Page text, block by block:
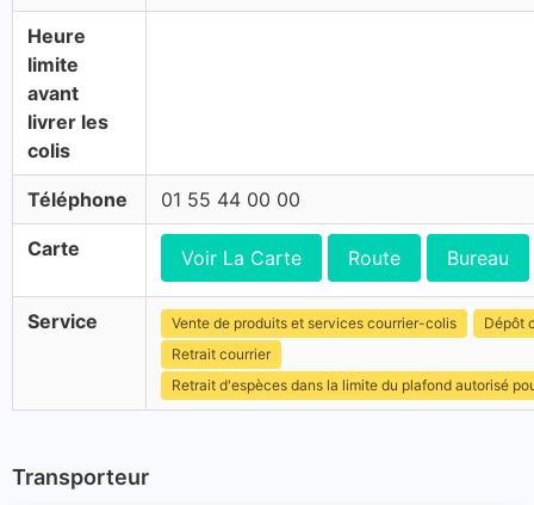
Heure
limite
avant
livrer les
colis
Téléphone 01 55 44 00 00
Carte Voir La Carte Route Bureau
Service Vente de produits et services courrier-colis
Dépôt
Retrait courrier
Retrait d'espèces dans la limite du plafond autorisé
Transporteur